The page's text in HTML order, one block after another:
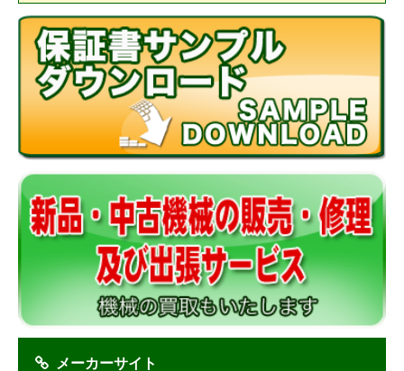
メーカーサイト